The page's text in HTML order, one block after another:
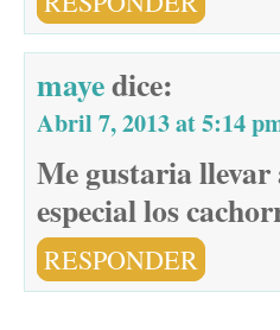
mayedice:
Abril 7, 2013 at 5:14
Me gustaria llevar
especial los
RESPONDER